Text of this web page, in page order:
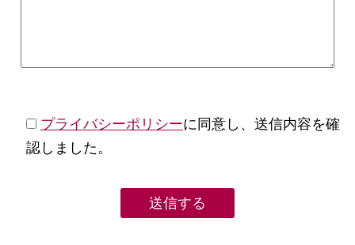
プライバシーポリシーに同意し、送信内容を確
認しました。